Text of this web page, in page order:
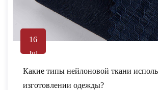
16
Jul
Какие типы нейлоновой ткани
изготовлении одежды?